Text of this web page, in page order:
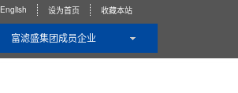
English 设为首页 收藏本站
富滤盛集团成员企业